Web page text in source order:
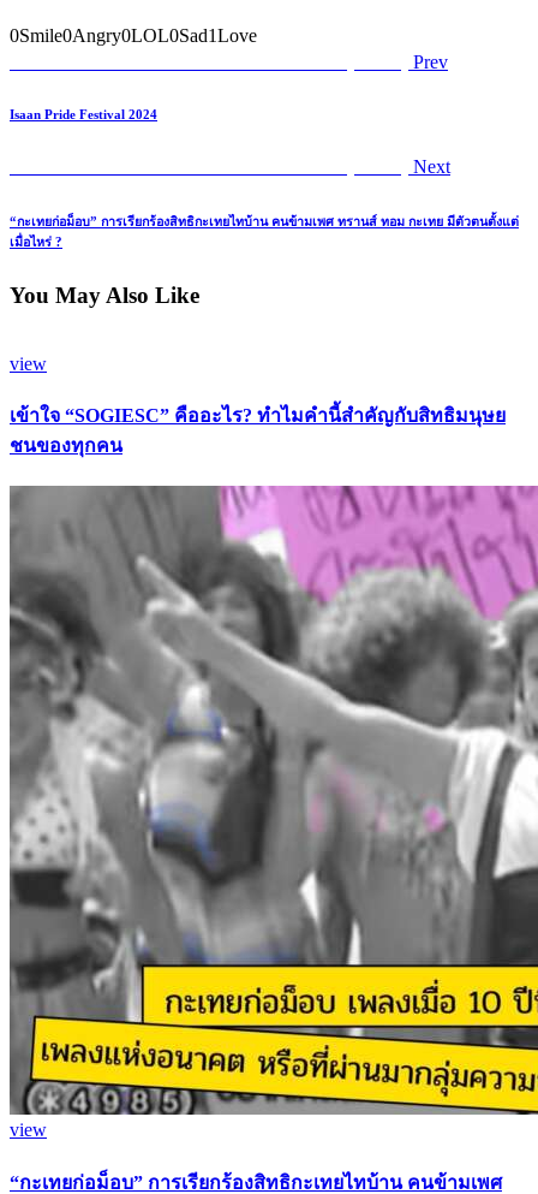
0Smile0Angry0LOL0Sad1Love
Post
Previous
post:
Prev
Isaan Pride Festival 2024
Next
post:
Next
“กะเทยก่อม็อบ” การเรียกร้องสิทธิกะเทยไทบ้าน คนข้ามเพศ ทรานส์ ทอม กะเทย มีตัวตนตั้งแต่
เมื่อไหร่ ?
You May Also Like
view
เข้าใจ “SOGIESC” คืออะไร? ทำไมคำนี้สำคัญกับสิทธิมนุษย
ชนของทุกคน
view
“กะเทยก่อม็อบ” การเรียกร้องสิทธิกะเทยไทบ้าน คนข้ามเพศ